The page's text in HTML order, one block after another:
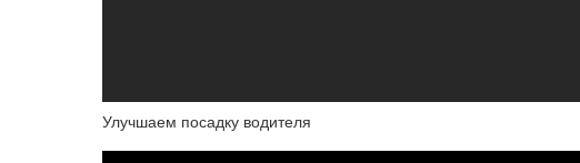
Улучшаем посадку водителя